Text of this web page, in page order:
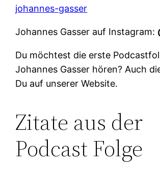
johannes-gasser
Johannes Gasser auf Instagram:
Du möchtest die erste
Johannes Gasser hören? Auch
Du auf unserer Website.
Zitate aus der
Podcast Folge